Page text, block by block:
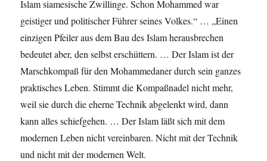
Islam siamesische Zwillinge. Schon Mohammed war
geistiger und politischer Führer seines Volkes.“ … „Einen
einzigen Pfeiler aus dem Bau des Islam herausbrechen
bedeutet aber, den selbst erschüttern. … Der Islam ist der
Marschkompaß für den Mohammedaner durch sein ganzes
praktisches Leben. Stimmt die Kompaßnadel nicht mehr,
weil sie durch die eherne Technik abgelenkt wird, dann
kann alles schiefgehen. … Der Islam läßt sich mit dem
modernen Leben nicht vereinbaren. Nicht mit der Technik
und nicht mit der modernen Welt.